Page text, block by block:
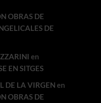
OBRAS DE
DE
en
EN SITGES
DE LA VIRGEN en
OBRAS DE